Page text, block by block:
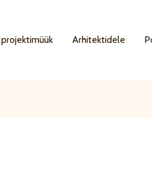
Arhitektidele